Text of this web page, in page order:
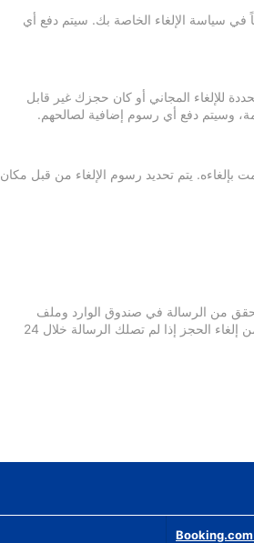
في سياسة الإلغاء الخاصة بك. سيتم دفع أي
للإلغاء المجاني أو كان حجزك غير قابل
وسيتم دفع أي رسوم إضافية لصالحهم.
بإلغاءه. يتم تحديد رسوم الإلغاء من قبل مكان
من الرسالة في صندوق الوارد وملف
الرسائل غير المرغوبة في بريدك الإلكتروني. يرجى التواصل مع مكان الإقامة للتأكد من إلغاء الحجز إذا لم تصلك الرسالة خلال 24